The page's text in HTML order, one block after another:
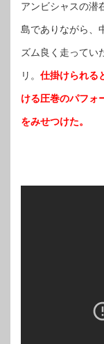
アンビシャスの潜
島でありながら、
ズム良く走ってい
リ。 仕掛けられる
ける圧巻のパフォ
をみせつけた。